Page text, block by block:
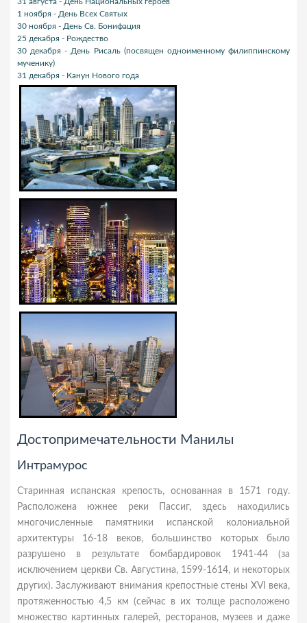
1 ноября - День Всех Святых
30 ноября - День Св. Бонифация
25 декабря - Рождество
30 декабря - День Рисаль (посвящен одноименному филиппинскому
мученику)
31 декабря - Канун Нового года
Достопримечательности Манилы
Интрамурос
Старинная испанская крепость, основанная в 1571 году.
Расположена южнее реки Пассиг, здесь находились
многочисленные памятники испанской колониальной
архитектуры 16-18 веков, большинство которых было
разрушено в результате бомбардировок 1941-44 (за
исключением церкви Св. Августина, 1599-1614, и некоторых
других). Заслуживают внимания крепостные стены XVI века,
протяженностью 4,5 км (сейчас в их толще расположено
множество картинных галерей, ресторанов, музеев и даже